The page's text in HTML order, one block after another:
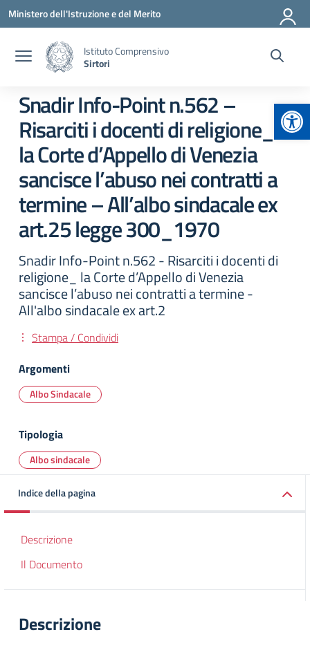
Vai ai contenuti
Vai al menu di navigazione
Vai al footer
Ministero dell'Istruzione e del Merito
Istituto Comprensivo
Sirtori
Snadir Info-Point n.562 –
Risarciti i docenti di religione_
la Corte d’Appello di Venezia
sancisce l’abuso nei contratti a
termine – All’albo sindacale ex
art.25 legge 300_1970
Snadir Info-Point n.562 - Risarciti i docenti di
religione_ la Corte d’Appello di Venezia
sancisce l’abuso nei contratti a termine -
All'albo sindacale ex art.2
Stampa / Condividi
Argomenti
Albo Sindacale
Tipologia
Albo sindacale
Indice della pagina
Descrizione
Il Documento
Descrizione